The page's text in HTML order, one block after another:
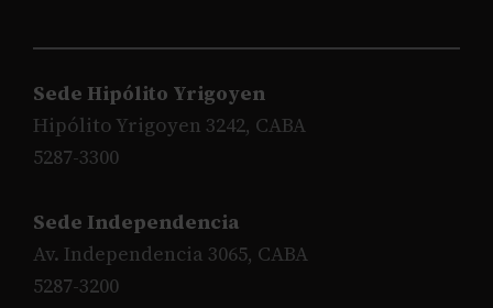
Sede Hipólito Yrigoyen
Hipólito Yrigoyen 3242, CABA
5287-3300
Sede Independencia
Av. Independencia 3065, CABA
5287-3200